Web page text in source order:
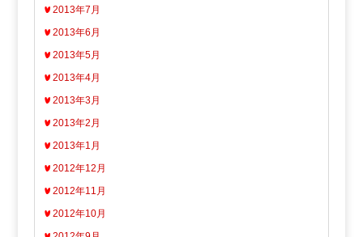
2013年7月
2013年6月
2013年5月
2013年4月
2013年3月
2013年2月
2013年1月
2012年12月
2012年11月
2012年10月